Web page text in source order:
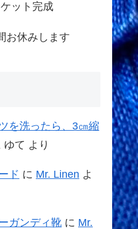
ット完成
お休みします
を洗ったら、3㎝縮
ゆて より
ド に Mr. Linen よ
ガンディ靴 に Mr.